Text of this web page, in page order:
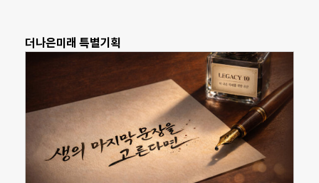
더나은미래 특별기획